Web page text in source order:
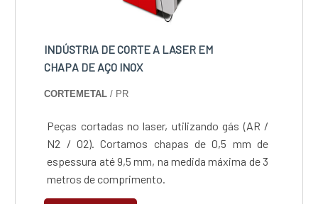
INDÚSTRIA DE CORTE A LASER EM
CHAPA DE AÇO INOX
CORTEMETAL / PR
Peças cortadas no laser, utilizando gás (AR /
N2 / O2). Cortamos chapas de 0,5 mm de
espessura até 9,5 mm, na medida máxima de 3
metros de comprimento.